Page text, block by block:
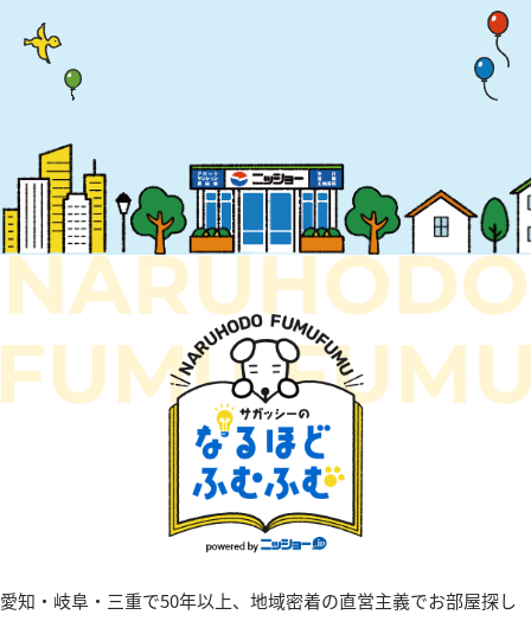
愛知・岐阜・三重で50年以上、地域密着の直営主義でお部屋探し